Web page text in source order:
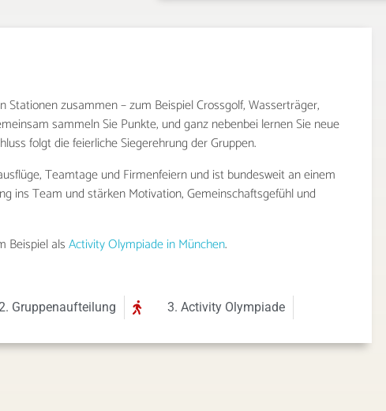
zusammen – zum Beispiel Crossgolf, Wasserträger,
sammeln Sie Punkte, und ganz nebenbei lernen Sie neue
folgt die feierliche Siegerehrung der Gruppen.
Teamtage und Firmenfeiern und ist bundesweit an einem
ins Team und stärken Motivation, Gemeinschaftsgefühl und
Beispiel alsActivity Olympiade in München.
Gruppenaufteilung
3. Activity Olympiade